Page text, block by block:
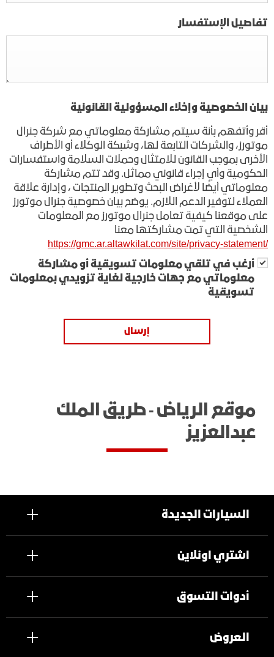
تفاصيل الإستفسار
بيان الخصوصية وإخلاء المسؤولية القانونية
أقر وأتفهم بأنة سيتم مشاركة معلوماتي مع شركة جنرال
موتورز، والشركات التابعة لها، وشبكة الوكلاء أو الأطراف
الأخرى بموجب القانون للامتثال وحملات السلامة واستفسارات
الحكومية وأي إجراء قانوني مماثل. وقد تتم مشاركة
معلوماتي أيضًا لأغراض البحث وتطوير المنتجات ، وإدارة علاقة
العملاء لتوفير الدعم اللازم. يوضح بيان خصوصية جنرال موتورز
على موقعنا كيفية تعامل جنرال موتورز مع المعلومات
الشخصية التي تمت مشاركتها معنا
/
https://gmc.ar.altawkilat.com/site/privacy-statement
أرغب في تلقي معلومات تسويقية أو مشاركة
معلوماتي مع جهات خارجية لغاية تزويدي بمعلومات
تسويقية
إرسال
موقع الرياض - طريق الملك
عبدالعزيز
السيارات الجديدة
اشتري اونلاين
أدوات التسوق
العروض